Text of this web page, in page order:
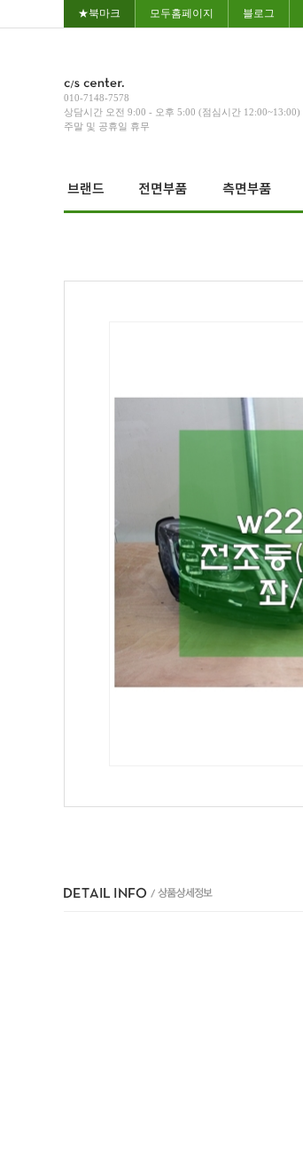
★북마크 모두홈페이지 블로그
010-7148-7578
상담시간 오전 9:00 - 오후 5:00 (점심시간 12:00~13:00)
주말 및 공휴일 휴무